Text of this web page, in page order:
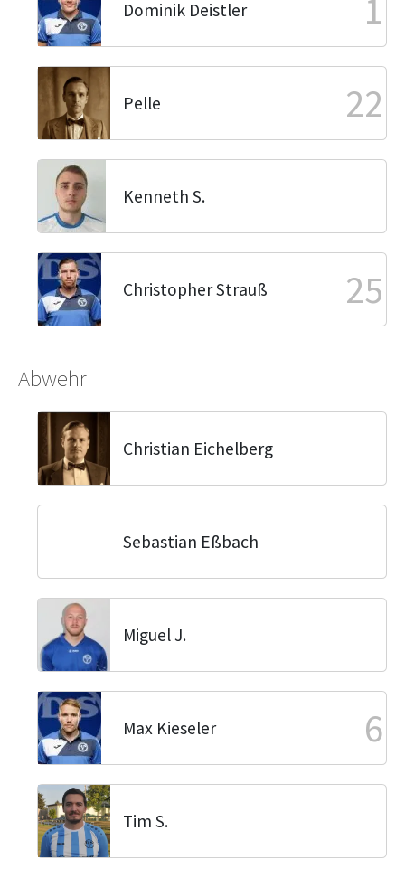
Dominik Deistler 1
Pelle 22
Kenneth S.
Christopher Strauß 25
Abwehr
Christian Eichelberg
Sebastian Eßbach
Miguel J.
Max Kieseler 6
Tim S.